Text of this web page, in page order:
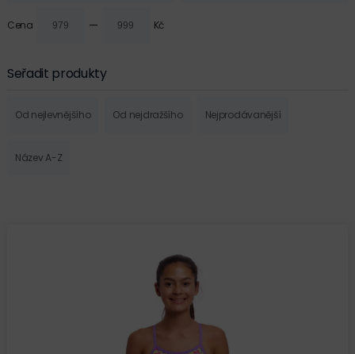
Cena — Kč
Seřadit produkty
Od nejlevnějšího Od nejdražšího Nejprodávanější
Název A-Z